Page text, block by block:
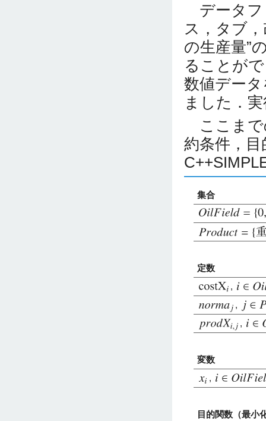
データフ
ス，タブ
の生産量”
ることが
数値デー
ました．
ここまで
約条件，
集合
定数
,
,
,
変数
,
目的関数（最小